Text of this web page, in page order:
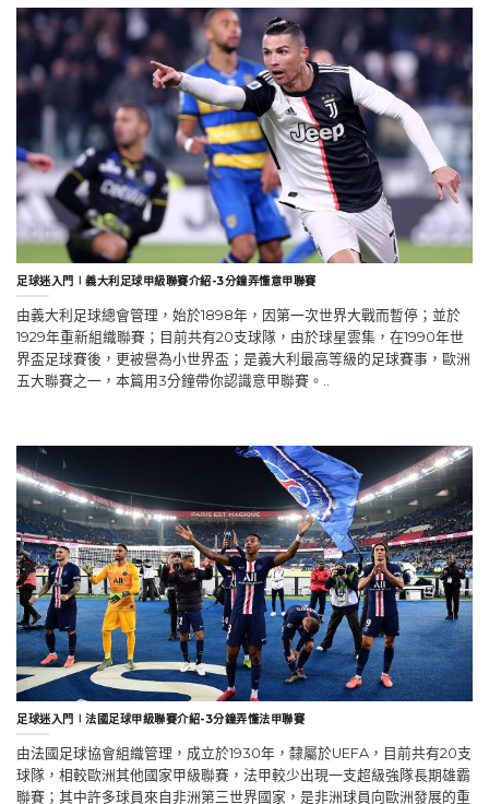
足球迷入門∣義大利足球甲級聯賽介紹-3分鐘弄懂意甲聯賽
由義大利足球總會管理，始於1898年，因第一次世界大戰而暫停；並於
1929年重新組織聯賽；目前共有20支球隊，由於球星雲集，在1990年世
界盃足球賽後，更被譽為小世界盃；是義大利最高等級的足球賽事，歐洲
五大聯賽之一，本篇用3分鐘帶你認識意甲聯賽。..
足球迷入門∣法國足球甲級聯賽介紹-3分鐘弄懂法甲聯賽
由法國足球協會組織管理，成立於1930年，隸屬於UEFA，目前共有20支
球隊，相較歐洲其他國家甲級聯賽，法甲較少出現一支超級強隊長期雄霸